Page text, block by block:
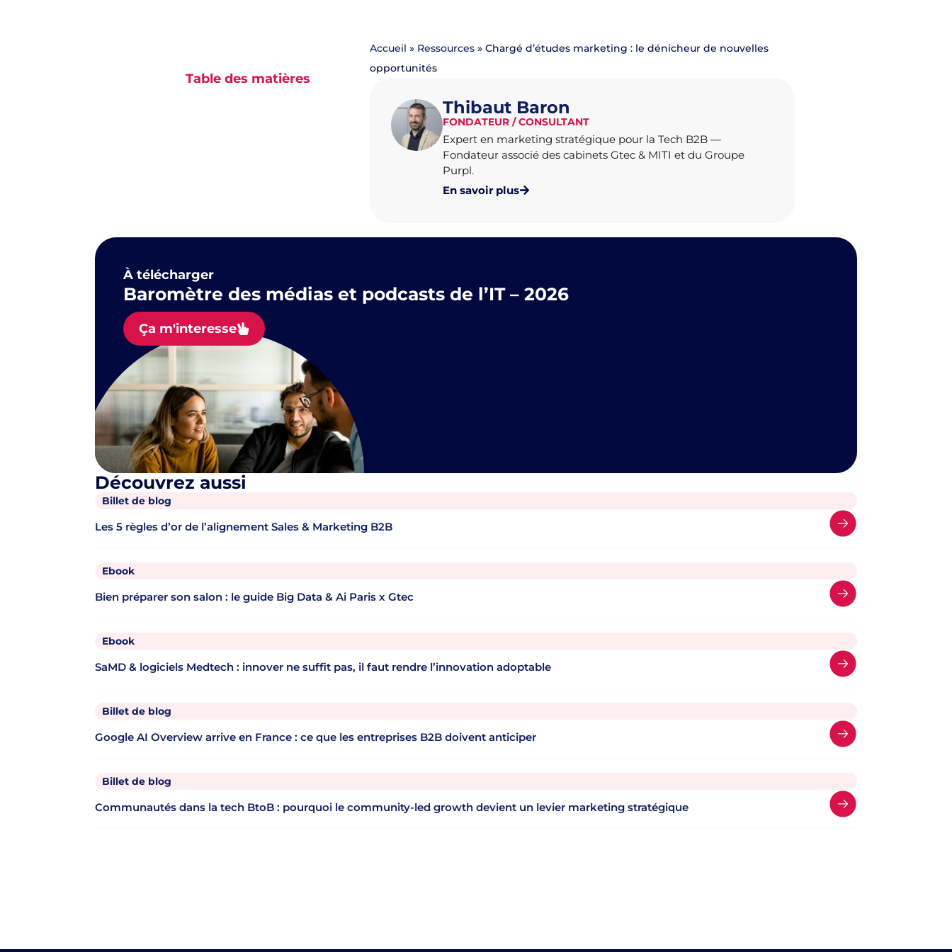
Table des matières
Accueil » Ressources » Chargé d’études marketing : le dénicheur de nouvelles
opportunités
Thibaut Baron
FONDATEUR / CONSULTANT
Expert en marketing stratégique pour la Tech B2B —
Fondateur associé des cabinets Gtec & MITI et du Groupe
Purpl.
En savoir plus
À télécharger
Baromètre des médias et podcasts de l’IT – 2026
Ça m'interesse
Découvrez aussi
Billet de blog
Les 5 règles d’or de l’alignement Sales & Marketing B2B
Ebook
Bien préparer son salon : le guide Big Data & Ai Paris x Gtec
Ebook
SaMD & logiciels Medtech : innover ne suffit pas, il faut rendre l’innovation adoptable
Billet de blog
Google AI Overview arrive en France : ce que les entreprises B2B doivent anticiper
Billet de blog
Communautés dans la tech BtoB : pourquoi le community-led growth devient un levier marketing stratégique